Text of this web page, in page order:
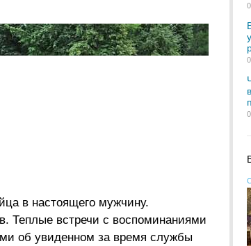
в настоящего мужчину.
Теплые встречи с воспоминаниями
об увиденном за время службы